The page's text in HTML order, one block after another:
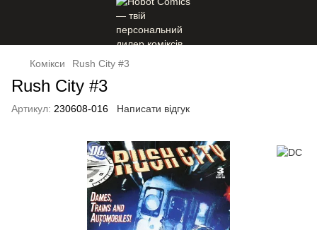
Комікси Rush City #3
Rush City #3
Артикул: 230608-016 Написати відгук